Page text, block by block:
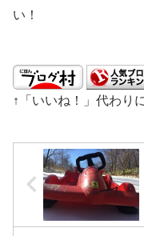
い！
↑「いいね！」代わり